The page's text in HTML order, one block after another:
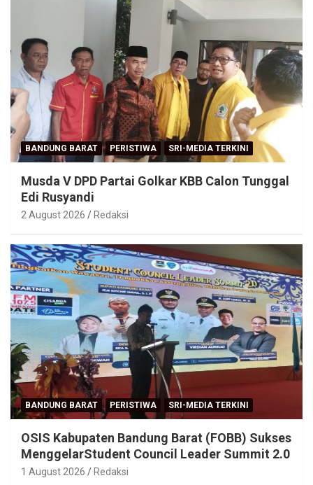
BANDUNG BARAT PERISTIWA SRI-MEDIA TERKINI
Musda V DPD Partai Golkar KBB Calon Tunggal
Edi Rusyandi
2 August 2026 Redaksi
BANDUNG BARAT PERISTIWA SRI-MEDIA TERKINI
OSIS Kabupaten Bandung Barat (FOBB) Sukses
MenggelarStudent Council Leader Summit 2.0
1 August 2026 Redaksi